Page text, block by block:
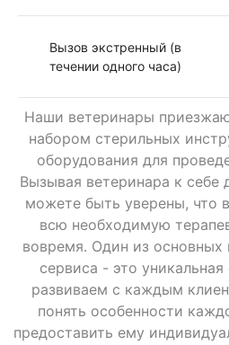
Вызов экстренный (в
течении одного часа)
Вызов в ночное время
Вызов к грызунам (врач
ратолог)
Вызов к птице (врач
орнитолог)
Наши ветеринары
набором стерильных
оборудования для
Вызывая ветеринара к
можете быть уверены, что
всю необходимую
вовремя. Один из
сервиса - это
развиваем с каждым
понять особенности
предоставить ему